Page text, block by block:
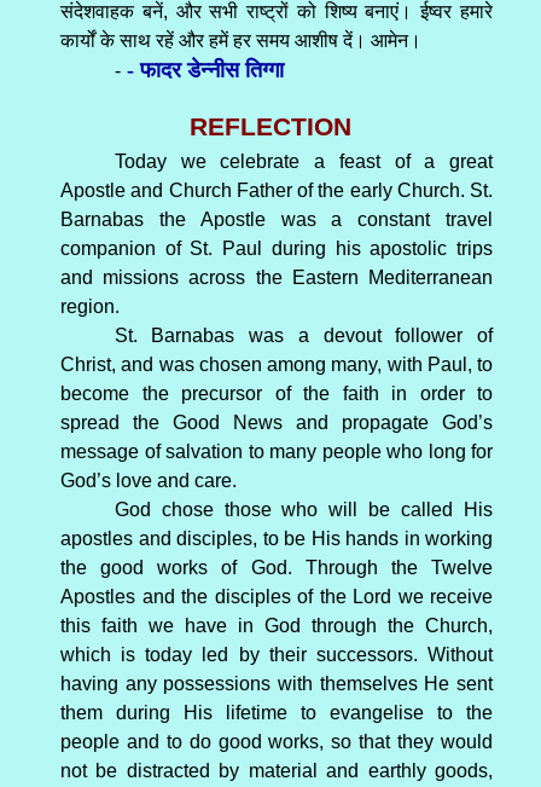
संदेशवाहक बनें, और सभी राष्ट्रों को शिष्य बनाएं। ईष्वर हमारे
कार्यों के साथ रहें और हमें हर समय आशीष दें। आमेन।
-- फादर डेन्नीस तिग्गा
REFLECTION
Today we celebrate a feast of a great
Apostle and Church Father of the early Church. St.
Barnabas the Apostle was a constant travel
companion of St. Paul during his apostolic trips
and missions across the Eastern Mediterranean
region.
St. Barnabas was a devout follower of
Christ, and was chosen among many, with Paul, to
become the precursor of the faith in order to
spread the Good News and propagate God’s
message of salvation to many people who long for
God’s love and care.
God chose those who will be called His
apostles and disciples, to be His hands in working
the good works of God. Through the Twelve
Apostles and the disciples of the Lord we receive
this faith we have in God through the Church,
which is today led by their successors. Without
having any possessions with themselves He sent
them during His lifetime to evangelise to the
people and to do good works, so that they would
not be distracted by material and earthly goods,